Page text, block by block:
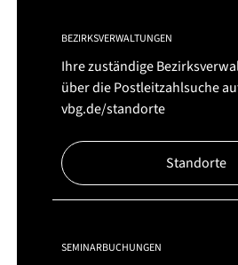
BEZIRKSVERWALTUNGEN
Ihre zuständige
über die Postleitzahlsuche
vbg.de/standorte
Standorte
SEMINARBUCHUNGEN